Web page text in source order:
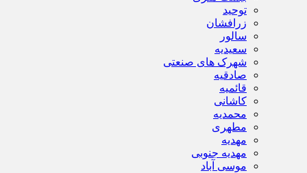
توحید
زرافشان
سالور
سعیدیه
شهرک های صنعتی
صادقیه
قائمیه
کاشانی
محمدیه
مطهری
مهدیه
مهدیه جنوبی
موسی آباد